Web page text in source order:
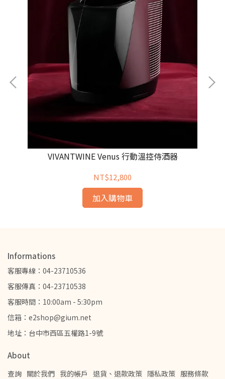
VIVANTWINE Venus 行動溫控侍酒器
NT$12,800
加入購物車
Informations
客服專線：04-23710536
客服傳真：04-23710538
客服時間：10:00am - 5:30pm
信箱：e2shop@gium.net
地址：台中市西區五權路1-9號
About
查詢 關於我們 我的帳戶 退貨、退款政策 隱私政策 服務條款